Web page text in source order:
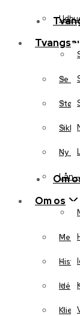
Om
Se
Ny
Lån
Om os